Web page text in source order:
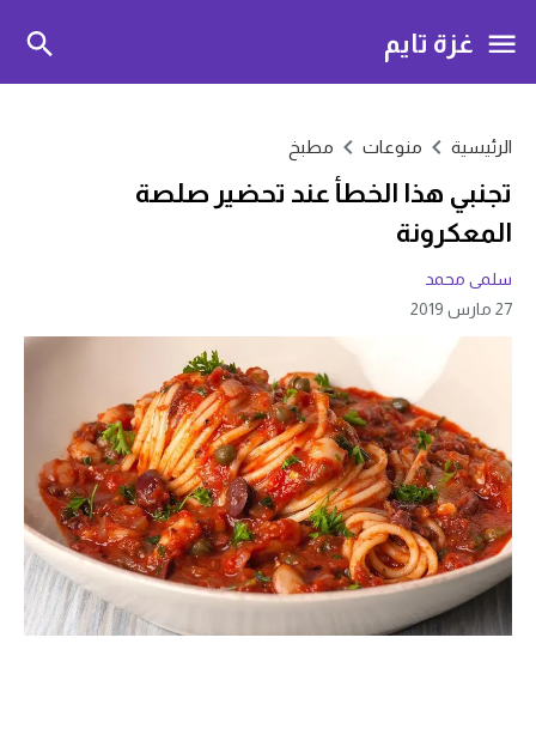
غزة تايم
الرئيسية منوعات مطبخ
تجنبي هذا الخطأ عند تحضير صلصة
المعكرونة
سلمى محمد
27 مارس 2019